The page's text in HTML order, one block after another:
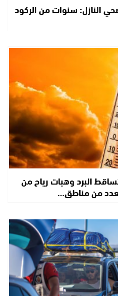
النازل: سنوات من الركود
البرد وهبات رياح من
بعدد من مناطق…